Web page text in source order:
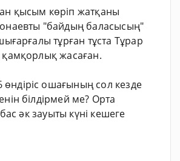
қысым көріп жатқаны
"байдың баласысың"
тұрған тұста Тұрар
қамқорлық жасаған.
ошағының сол кезде
білдірмей ме? Орта
әк зауыты күні кешеге